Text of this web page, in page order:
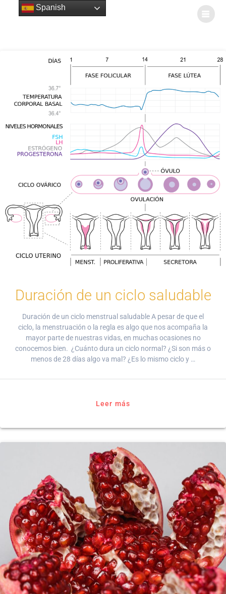
Duración de un ciclo saludable
Duración de un ciclo menstrual saludable A pesar de que el
ciclo, la menstruación o la regla es algo que nos acompaña la
mayor parte de nuestras vidas, en muchas ocasiones no
conocemos bien. ¿Cuánto dura un ciclo normal? ¿Si son más o
menos de 28 días algo va mal? ¿Es lo mismo ciclo y …
Leer más
Spanish